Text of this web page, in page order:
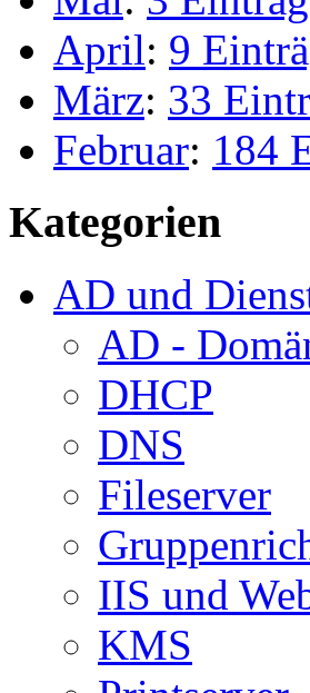
April: 9
März: 33
Februar: 184
Kategorien
AD und
AD -
DHCP
DNS
Fileserver
IIS und
KMS